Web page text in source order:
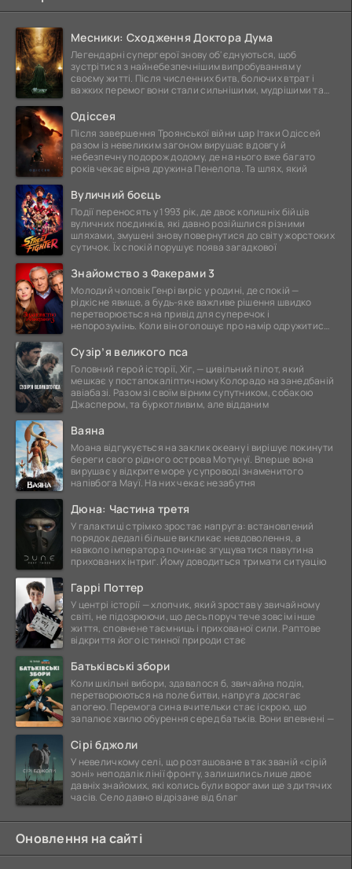
Месники: Сходження Доктора Дума
Легендарні супергерої знову об'єднуються, щоб
зустрітися з найнебезпечнішим випробуванням у
своєму житті. Після численних битв, болючих втрат і
важких перемог вони стали сильнішими, мудрішими та
Одіссея
Після завершення Троянської війни цар Ітаки Одіссей
разом із невеликим загоном вирушає в довгу й
небезпечну подорож додому, де на нього вже багато
років чекає вірна дружина Пенелопа. Та шлях, який
Вуличний боєць
Події переносять у 1993 рік, де двоє колишніх бійців
вуличних поєдинків, які давно розійшлися різними
шляхами, змушені знову повернутися до світу жорстоких
сутичок. Їх спокій порушує поява загадкової
Знайомство з Факерами 3
Молодий чоловік Генрі виріс у родині, де спокій —
рідкісне явище, а будь-яке важливе рішення швидко
перетворюється на привід для суперечок і
непорозумінь. Коли він оголошує про намір одружитися,
Сузір’я великого пса
Головний герой історії, Хіг, — цивільний пілот, який
мешкає у постапокаліптичному Колорадо на занедбаній
авіабазі. Разом зі своїм вірним супутником, собакою
Джаспером, та буркотливим, але відданим
Ваяна
Моана відгукується на заклик океану і вирішує покинути
береги свого рідного острова Мотунуї. Вперше вона
вирушає у відкрите море у супроводі знаменитого
напівбога Мауї. На них чекає незабутня
Дюна: Частина третя
У галактиці стрімко зростає напруга: встановлений
порядок дедалі більше викликає невдоволення, а
навколо імператора починає згущуватися павутина
прихованих інтриг. Йому доводиться тримати ситуацію
Гаррі Поттер
У центрі історії — хлопчик, який зростав у звичайному
світі, не підозрюючи, що десь поруч тече зовсім інше
життя, сповнене таємниць і прихованої сили. Раптове
відкриття його істинної природи стає
Батьківські збори
Коли шкільні вибори, здавалося б, звичайна подія,
перетворюються на поле битви, напруга досягає
апогею. Перемога сина вчительки стає іскрою, що
запалює хвилю обурення серед батьків. Вони впевнені —
Сірі бджоли
У невеличкому селі, що розташоване в так званій «сірій
зоні» неподалік лінії фронту, залишились лише двоє
давніх знайомих, які колись були ворогами ще з дитячих
часів. Село давно відрізане від благ
Оновлення на сайті